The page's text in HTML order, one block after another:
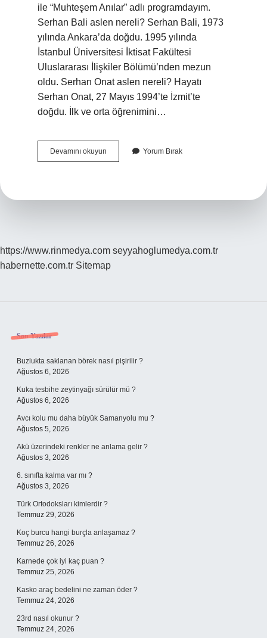
ile “Muhteşem Anılar” adlı programdayım.
Serhan Bali aslen nereli? Serhan Bali, 1973
yılında Ankara’da doğdu. 1995 yılında
İstanbul Üniversitesi İktisat Fakültesi
Uluslararası İlişkiler Bölümü’nden mezun
oldu. Serhan Onat aslen nereli? Hayatı
Serhan Onat, 27 Mayıs 1994’te İzmit’te
doğdu. İlk ve orta öğrenimini…
Devamını okuyun
Askerin
Yorum Bırak
https://www.rinmedya.com seyyahoglumedya.com.tr
habernette.com.tr Sitemap
Sidebar
Son Yazılar
Buzlukta saklanan börek nasıl pişirilir ?
Ağustos 6, 2026
Kuka tesbihe zeytinyağı sürülür mü ?
Ağustos 6, 2026
Avcı kolu mu daha büyük Samanyolu mu ?
Ağustos 5, 2026
Akü üzerindeki renkler ne anlama gelir ?
Ağustos 3, 2026
6. sınıfta kalma var mı ?
Ağustos 3, 2026
Türk Ortodoksları kimlerdir ?
Temmuz 29, 2026
Koç burcu hangi burçla anlaşamaz ?
Temmuz 26, 2026
Karnede çok iyi kaç puan ?
Temmuz 25, 2026
Kasko araç bedelini ne zaman öder ?
Temmuz 24, 2026
23rd nasıl okunur ?
Temmuz 24, 2026